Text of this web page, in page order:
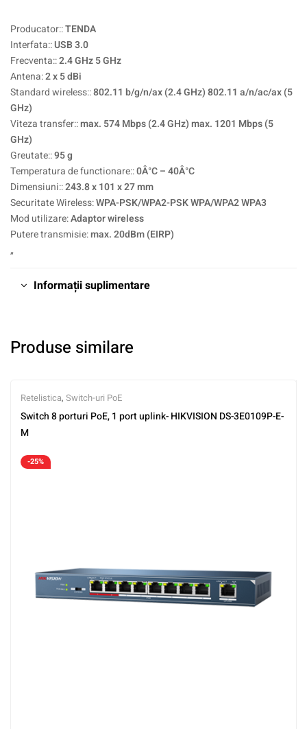
Producator::TENDA
Interfata::USB 3.0
Frecventa::2.4 GHz 5 GHz
Antena:2 x 5 dBi
Standard wireless::802.11 b/g/n/ax (2.4 GHz) 802.11 a/n/ac/ax (5
GHz)
Viteza transfer::max. 574 Mbps (2.4 GHz) max. 1201 Mbps (5
GHz)
Greutate::95 g
Temperatura de functionare::0Â°C – 40Â°C
Dimensiuni::243.8 x 101 x 27 mm
Securitate Wireless:WPA-PSK/WPA2-PSK WPA/WPA2 WPA3
Mod utilizare:Adaptor wireless
Putere transmisie:max. 20dBm (EIRP)
„
Informații suplimentare
Produse similare
Retelistica, Switch-uri PoE
Switch 8 porturi PoE, 1 port uplink- HIKVISION DS-3E0109P-E-
M
-25%